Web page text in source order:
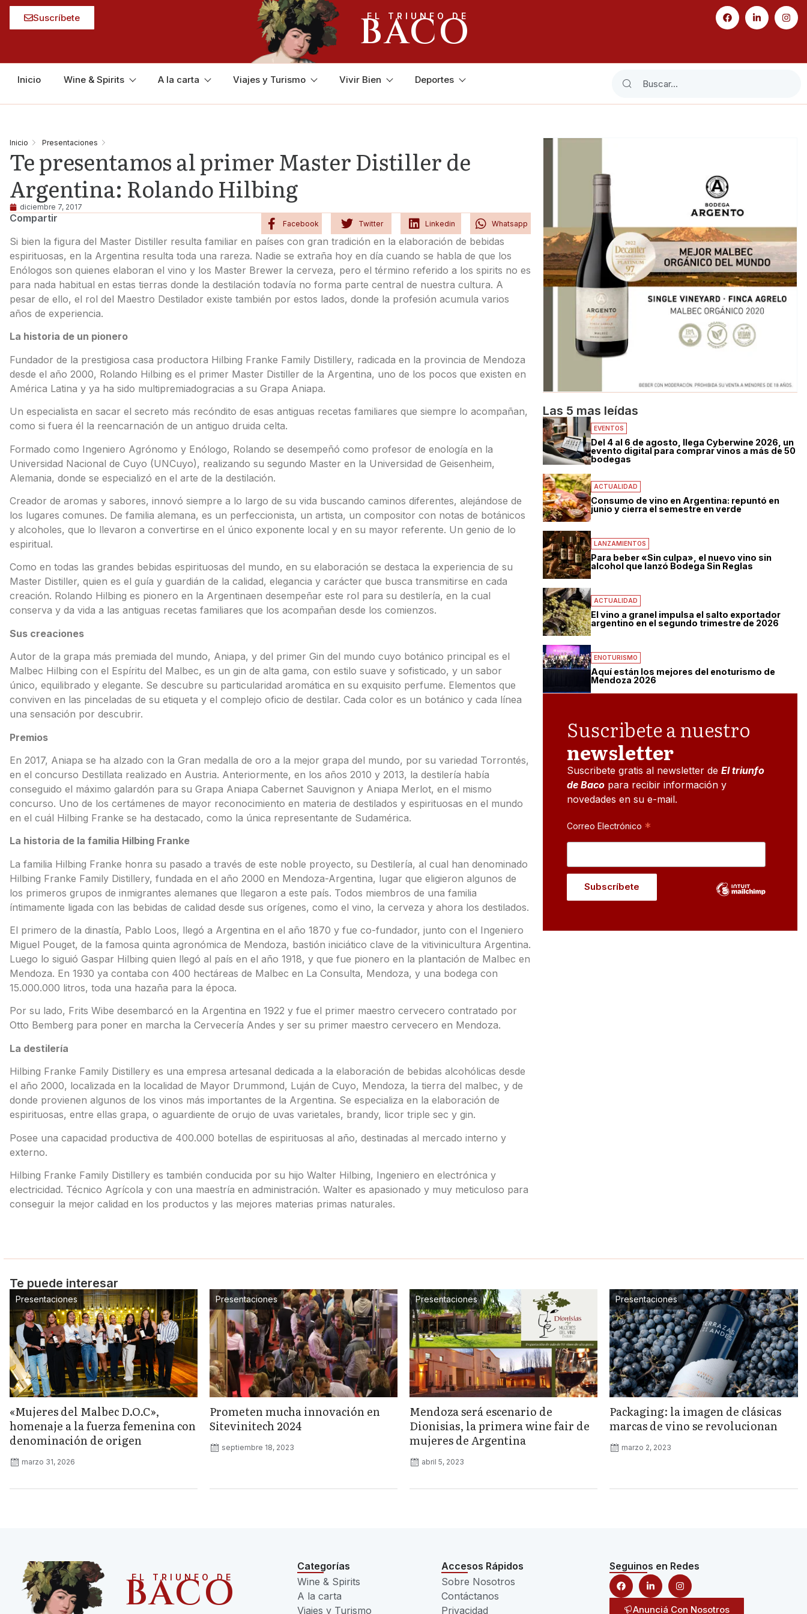
Suscríbete EL TRIUNFO DE
BACO
Inicio Wine & Spirits A la carta Viajes y Turismo Vivir Bien Deportes
Inicio Presentaciones
Te presentamos al primer Master Distiller de
Argentina: Rolando Hilbing
diciembre 7, 2017
Compartir Facebook Twitter Linkedin Whatsapp
Si bien la figura del Master Distiller resulta familiar en países con gran tradición en la elaboración de bebidas
espirituosas, en la Argentina resulta toda una rareza. Nadie se extraña hoy en día cuando se habla de que los
Enólogos son quienes elaboran el vino y los Master Brewer la cerveza, pero el término referido a los spirits no es
para nada habitual en estas tierras donde la destilación todavía no forma parte central de nuestra cultura. A
pesar de ello, el rol del Maestro Destilador existe también por estos lados, donde la profesión acumula varios
años de experiencia.
La historia de un pionero
Fundador de la prestigiosa casa productora Hilbing Franke Family Distillery, radicada en la provincia de Mendoza
desde el año 2000, Rolando Hilbing es el primer Master Distiller de la Argentina, uno de los pocos que existen en
América Latina y ya ha sido multipremiadogracias a su Grapa Aniapa.
Un especialista en sacar el secreto más recóndito de esas antiguas recetas familiares que siempre lo acompañan,
como si fuera él la reencarnación de un antiguo druida celta.
Formado como Ingeniero Agrónomo y Enólogo, Rolando se desempeñó como profesor de enología en la
Universidad Nacional de Cuyo (UNCuyo), realizando su segundo Master en la Universidad de Geisenheim,
Alemania, donde se especializó en el arte de la destilación.
Creador de aromas y sabores, innovó siempre a lo largo de su vida buscando caminos diferentes, alejándose de
los lugares comunes. De familia alemana, es un perfeccionista, un artista, un compositor con notas de botánicos
y alcoholes, que lo llevaron a convertirse en el único exponente local y en su mayor referente. Un genio de lo
espiritual.
Como en todas las grandes bebidas espirituosas del mundo, en su elaboración se destaca la experiencia de su
Master Distiller, quien es el guía y guardián de la calidad, elegancia y carácter que busca transmitirse en cada
creación. Rolando Hilbing es pionero en la Argentinaen desempeñar este rol para su destilería, en la cual
conserva y da vida a las antiguas recetas familiares que los acompañan desde los comienzos.
Sus creaciones
Autor de la grapa más premiada del mundo, Aniapa, y del primer Gin del mundo cuyo botánico principal es el
Malbec Hilbing con el Espíritu del Malbec, es un gin de alta gama, con estilo suave y sofisticado, y un sabor
único, equilibrado y elegante. Se descubre su particularidad aromática en su exquisito perfume. Elementos que
conviven en las pinceladas de su etiqueta y el complejo oficio de destilar. Cada color es un botánico y cada línea
una sensación por descubrir.
Premios
En 2017, Aniapa se ha alzado con la Gran medalla de oro a la mejor grapa del mundo, por su variedad Torrontés,
en el concurso Destillata realizado en Austria. Anteriormente, en los años 2010 y 2013, la destilería había
conseguido el máximo galardón para su Grapa Aniapa Cabernet Sauvignon y Aniapa Merlot, en el mismo
concurso. Uno de los certámenes de mayor reconocimiento en materia de destilados y espirituosas en el mundo
en el cuál Hilbing Franke se ha destacado, como la única representante de Sudamérica.
La historia de la familia Hilbing Franke
La familia Hilbing Franke honra su pasado a través de este noble proyecto, su Destilería, al cual han denominado
Hilbing Franke Family Distillery, fundada en el año 2000 en Mendoza-Argentina, lugar que eligieron algunos de
los primeros grupos de inmigrantes alemanes que llegaron a este país. Todos miembros de una familia
íntimamente ligada con las bebidas de calidad desde sus orígenes, como el vino, la cerveza y ahora los destilados.
El primero de la dinastía, Pablo Loos, llegó a Argentina en el año 1870 y fue co-fundador, junto con el Ingeniero
Miguel Pouget, de la famosa quinta agronómica de Mendoza, bastión iniciático clave de la vitivinicultura Argentina.
Luego lo siguió Gaspar Hilbing quien llegó al país en el año 1918, y que fue pionero en la plantación de Malbec en
Mendoza. En 1930 ya contaba con 400 hectáreas de Malbec en La Consulta, Mendoza, y una bodega con
15.000.000 litros, toda una hazaña para la época.
Por su lado, Frits Wibe desembarcó en la Argentina en 1922 y fue el primer maestro cervecero contratado por
Otto Bemberg para poner en marcha la Cervecería Andes y ser su primer maestro cervecero en Mendoza.
La destilería
Hilbing Franke Family Distillery es una empresa artesanal dedicada a la elaboración de bebidas alcohólicas desde
el año 2000, localizada en la localidad de Mayor Drummond, Luján de Cuyo, Mendoza, la tierra del malbec, y de
donde provienen algunos de los vinos más importantes de la Argentina. Se especializa en la elaboración de
espirituosas, entre ellas grapa, o aguardiente de orujo de uvas varietales, brandy, licor triple sec y gin.
Posee una capacidad productiva de 400.000 botellas de espirituosas al año, destinadas al mercado interno y
externo.
Hilbing Franke Family Distillery es también conducida por su hijo Walter Hilbing, Ingeniero en electrónica y
electricidad. Técnico Agrícola y con una maestría en administración. Walter es apasionado y muy meticuloso para
conseguir la mejor calidad en los productos y las mejores materias primas naturales.
Las 5 mas leídas
EVENTOS
Del 4 al 6 de agosto, llega Cyberwine 2026, un
evento digital para comprar vinos a más de 50
bodegas
ACTUALIDAD
Consumo de vino en Argentina: repuntó en
junio y cierra el semestre en verde
LANZAMIENTOS
Para beber «Sin culpa», el nuevo vino sin
alcohol que lanzó Bodega Sin Reglas
ACTUALIDAD
El vino a granel impulsa el salto exportador
argentino en el segundo trimestre de 2026
ENOTURISMO
Aquí están los mejores del enoturismo de
Mendoza 2026
Suscribete a nuestro
newsletter
Suscribete gratis al newsletter deEl triunfo
de Baco para recibir información y
novedades en su e-mail.
Correo Electrónico *
Te puede interesar
Presentaciones
«Mujeres del Malbec D.O.C»,
homenaje a la fuerza femenina con
denominación de origen
marzo 31, 2026
Presentaciones
Prometen mucha innovación en
Sitevinitech 2024
septiembre 18, 2023
Presentaciones
Mendoza será escenario de
Dionisias, la primera wine fair de
mujeres de Argentina
abril 5, 2023
Presentaciones
Packaging: la imagen de clásicas
marcas de vino se revolucionan
marzo 2, 2023
EL TRIUNFO DE
BACO
Categorías
Wine & Spirits
A la carta
Viajes y Turismo
Accesos Rápidos
Sobre Nosotros
Contáctanos
Privacidad
Seguinos en Redes
Anunciá Con Nosotros